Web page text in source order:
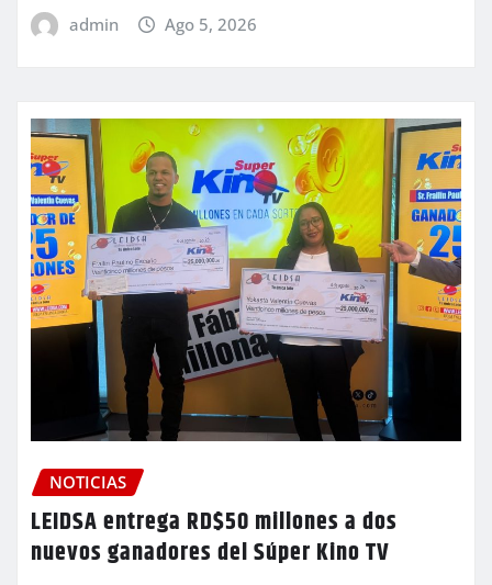
admin Ago 5, 2026
NOTICIAS
LEIDSA entrega RD$50 millones a dos
nuevos ganadores del Súper Kino TV